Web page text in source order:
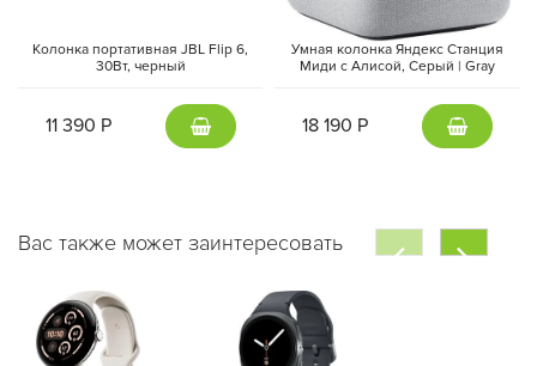
Колонка портативная JBL Flip 6,
30Вт, черный
11 390 Р
Умная колонка Яндекс Станция
Миди с Алисой, Cерый | Gray
18 190 Р
Вас также может заинтересовать